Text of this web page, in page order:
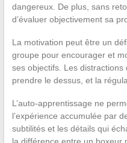
dangereux. De plus, sans
d’évaluer objectivement sa
La motivation peut être un
groupe pour encourager et
ses objectifs. Les
prendre le dessus, et la
L’auto-apprentissage ne
l’expérience accumulée par
subtilités et les détails qui